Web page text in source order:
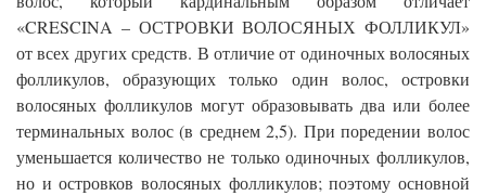
«CRESCINA – ОСТРОВКИ ВОЛОСЯНЫХ ФОЛЛИКУЛ»
от всех других средств. В отличие от одиночных волосяных
фолликулов, образующих только один волос, островки
волосяных фолликулов могут образовывать два или более
терминальных волос (в среднем 2,5). При поредении волос
уменьшается количество не только одиночных фолликулов,
но и островков волосяных фолликулов; поэтому основной